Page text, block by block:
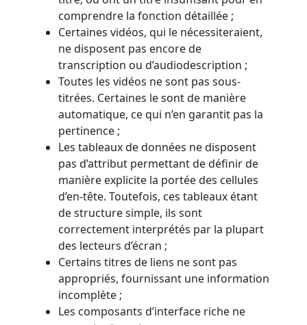
comprendre la fonction détaillée ;
Certaines vidéos, qui le nécessiteraient,
ne disposent pas encore de
transcription ou d’audiodescription ;
Toutes les vidéos ne sont pas sous-
titrées. Certaines le sont de manière
automatique, ce qui n’en garantit pas la
pertinence ;
Les tableaux de données ne disposent
pas d’attribut permettant de définir de
manière explicite la portée des cellules
d’en-tête. Toutefois, ces tableaux étant
de structure simple, ils sont
correctement interprétés par la plupart
des lecteurs d’écran ;
Certains titres de liens ne sont pas
appropriés, fournissant une information
incomplète ;
Les composants d’interface riche ne